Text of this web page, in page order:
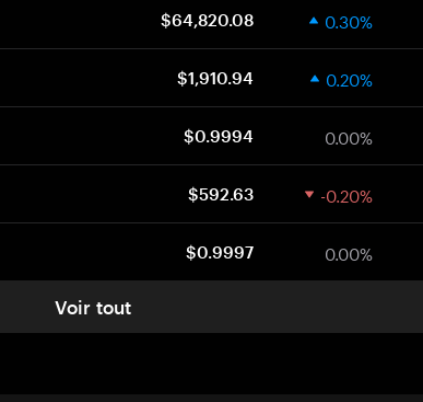
$64,820.08 0.30%
$1,910.94 0.20%
$0.9994 0.00%
$592.63 -0.20%
$0.9997 0.00%
Voir tout